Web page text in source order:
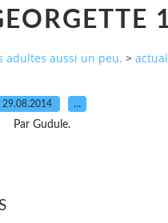
adultes aussi un peu. >
29.08.2014 …
Par Gudule.